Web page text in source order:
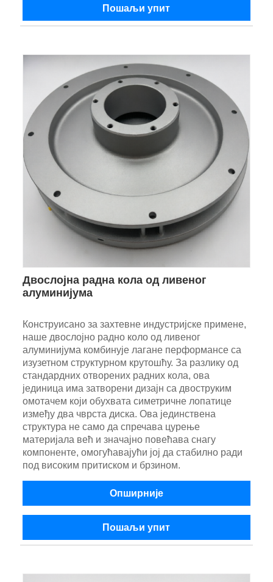
Пошаљи упит
Двослојна радна кола од ливеног
алуминијума
Конструисано за захтевне индустријске примене,
наше двослојно радно коло од ливеног
алуминијума комбинује лагане перформансе са
изузетном структурном крутошћу. За разлику од
стандардних отворених радних кола, ова
јединица има затворени дизајн са двоструким
омотачем који обухвата симетричне лопатице
између два чврста диска. Ова јединствена
структура не само да спречава цурење
материјала већ и значајно повећава снагу
компоненте, омогућавајући јој да стабилно ради
под високим притиском и брзином.
Опширније
Пошаљи упит